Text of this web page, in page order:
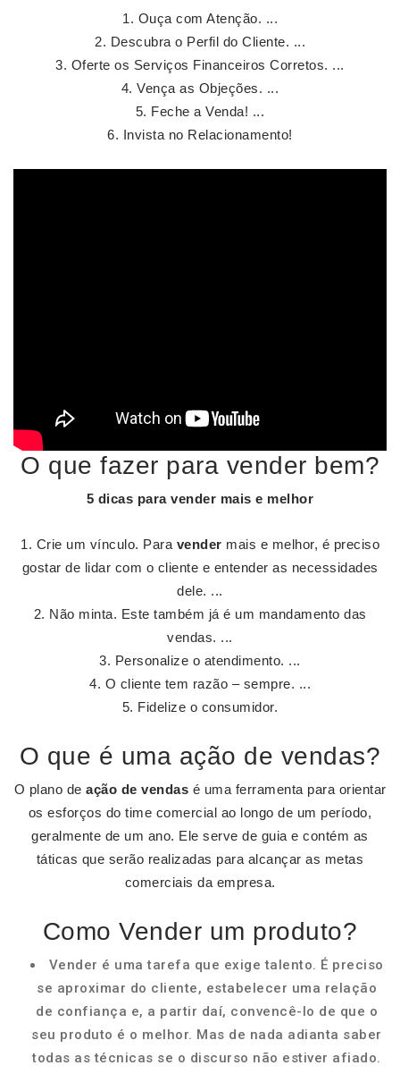
Ouça com Atenção. ...
Descubra o Perfil do Cliente. ...
Oferte os Serviços Financeiros Corretos. ...
Vença as Objeções. ...
Feche a Venda! ...
Invista no Relacionamento!
O que fazer para vender bem?
5 dicas paravender mais e melhor
Crie um vínculo. Para vender mais e melhor, é preciso
gostar de lidar com o cliente e entender as necessidades
dele. ...
Não minta. Este também já é um mandamento das
vendas. ...
Personalize o atendimento. ...
O cliente tem razão – sempre. ...
Fidelize o consumidor.
O que é uma ação de vendas?
O plano de ação de vendas é uma ferramenta para orientar
os esforços do time comercial ao longo de um período,
geralmente de um ano. Ele serve de guia e contém as
táticas que serão realizadas para alcançar as metas
comerciais da empresa.
Como Vender um produto?
Vender é uma tarefa que exige talento. É preciso
se aproximar do cliente, estabelecer uma relação
de confiança e, a partir daí, convencê-lo de que o
seu produto é o melhor. Mas de nada adianta saber
todas as técnicas se o discurso não estiver afiado.